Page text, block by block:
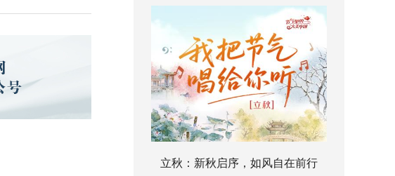
立秋：新秋启序，如风自在前行